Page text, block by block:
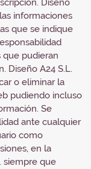
Diseño
informaciones
que se indique
pudieran
Diseño A24 S.L.
o eliminar la
pudiendo incluso
Se
ante cualquier
como
en la
siempre que